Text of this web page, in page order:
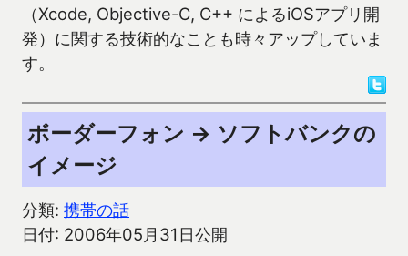
（Xcode, Objective-C, C++ によるiOSアプリ開
発）に関する技術的なことも時々アップしていま
す。
ボーダーフォン → ソフトバンクの
イメージ
分類: 携帯の話
日付: 2006年05月31日公開